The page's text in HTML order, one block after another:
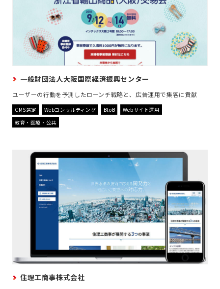
一般財団法人大阪国際経済振興センター
ユーザーの行動を予測したローンチ戦略と、広告運用で集客に貢献
CMS選定 Webコンサルティング BtoB
Webサイト運用
教育・医療・公共
住理工商事株式会社